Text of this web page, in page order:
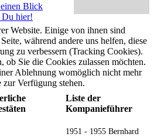
einen Blick
Du hier!
Liste der
Kompanieführer
1951 - 1955 Bernhard
Website. Einige von ihnen sind
während andere uns helfen, diese
zu verbessern (Tracking Cookies).
ob Sie die Cookies zulassen möchten.
Ablehnung womöglich nicht mehr
Verfügung stehen.